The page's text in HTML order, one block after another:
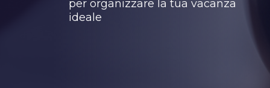
per organizzare la tua vacanza
ideale